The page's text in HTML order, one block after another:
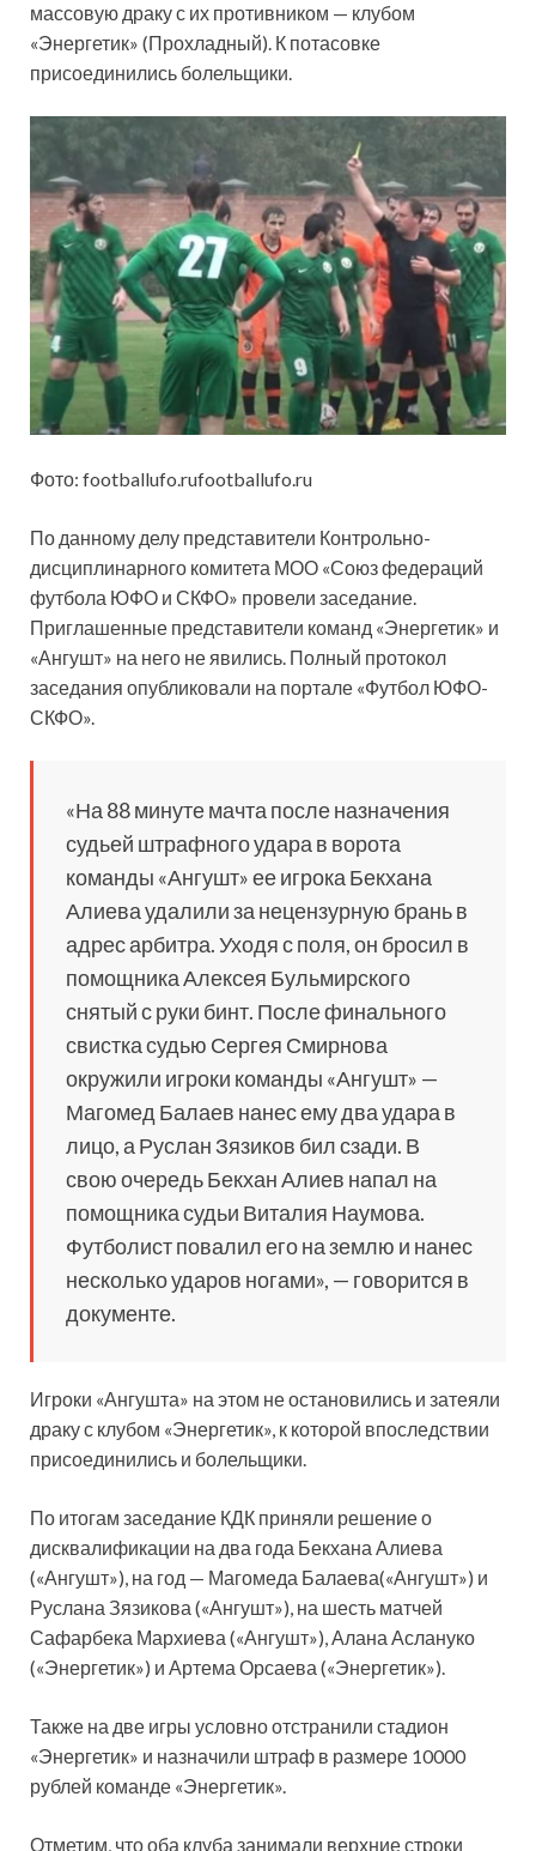
массовую драку с их противником — клубом
«Энергетик» (Прохладный). К потасовке
присоединились болельщики.
Фото: footballufo.rufootballufo.ru
По данному делу представители Контрольно-
дисциплинарного комитета МОО «Союз федераций
футбола ЮФО и СКФО» провели заседание.
Приглашенные представители команд «Энергетик» и
«Ангушт» на него не явились. Полный протокол
заседания опубликовали на портале «Футбол ЮФО-
СКФО».
«На 88 минуте мачта после назначения
судьей штрафного удара в ворота
команды «Ангушт» ее игрока Бекхана
Алиева удалили за нецензурную брань в
адрес арбитра. Уходя с поля, он бросил в
помощника Алексея Бульмирского
снятый с руки бинт. После финального
свистка судью Сергея Смирнова
окружили игроки команды «Ангушт» —
Магомед Балаев нанес ему два удара в
лицо, а Руслан Зязиков бил сзади. В
свою очередь Бекхан Алиев напал на
помощника судьи Виталия Наумова.
Футболист повалил его на землю и нанес
несколько ударов ногами», — говорится в
документе.
Игроки «Ангушта» на этом не остановились и затеяли
драку с клубом «Энергетик», к которой впоследствии
присоединились и болельщики.
По итогам заседание КДК приняли решение о
дисквалификации на два года Бекхана Алиева
(«Ангушт»), на год — Магомеда Балаева(«Ангушт») и
Руслана Зязикова («Ангушт»), на шесть матчей
Сафарбека Мархиева («Ангушт»), Алана Аслануко
(«Энергетик») и Артема Орсаева («Энергетик»).
Также на две игры условно отстранили стадион
«Энергетик» и назначили штраф в размере 10000
рублей команде «Энергетик».
Отметим, что оба клуба занимали верхние строки